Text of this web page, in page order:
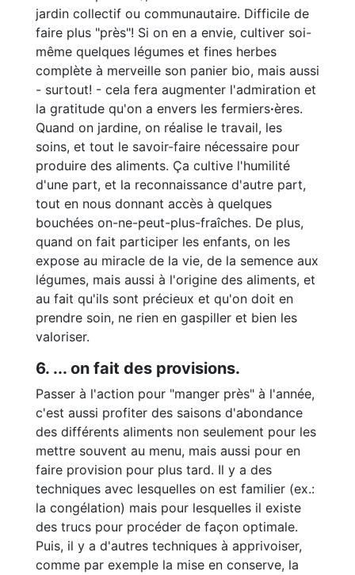
jardin collectif ou communautaire. Difficile de
faire plus "près"! Si on en a envie, cultiver soi-
même quelques légumes et fines herbes
complète à merveille son panier bio, mais aussi
- surtout! - cela fera augmenter l'admiration et
la gratitude qu'on a envers les fermiers·ères.
Quand on jardine, on réalise le travail, les
soins, et tout le savoir-faire nécessaire pour
produire des aliments. Ça cultive l'humilité
d'une part, et la reconnaissance d'autre part,
tout en nous donnant accès à quelques
bouchées on-ne-peut-plus-fraîches. De plus,
quand on fait participer les enfants, on les
expose au miracle de la vie, de la semence aux
légumes, mais aussi à l'origine des aliments, et
au fait qu'ils sont précieux et qu'on doit en
prendre soin, ne rien en gaspiller et bien les
valoriser.
6. ... on fait des provisions.
Passer à l'action pour "manger près" à l'année,
c'est aussi profiter des saisons d'abondance
des différents aliments non seulement pour les
mettre souvent au menu, mais aussi pour en
faire provision pour plus tard. Il y a des
techniques avec lesquelles on est familier (ex.:
la congélation) mais pour lesquelles il existe
des trucs pour procéder de façon optimale.
Puis, il y a d'autres techniques à apprivoiser,
comme par exemple la mise en conserve, la